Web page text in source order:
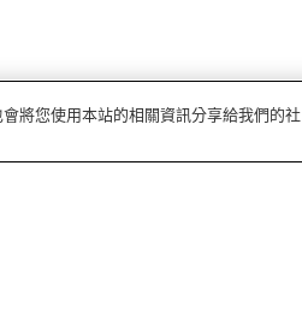
將您使用本站的相關資訊分享給我們的社